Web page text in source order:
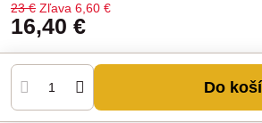
23 € Zľava 6,60 €
16,40 €
Do